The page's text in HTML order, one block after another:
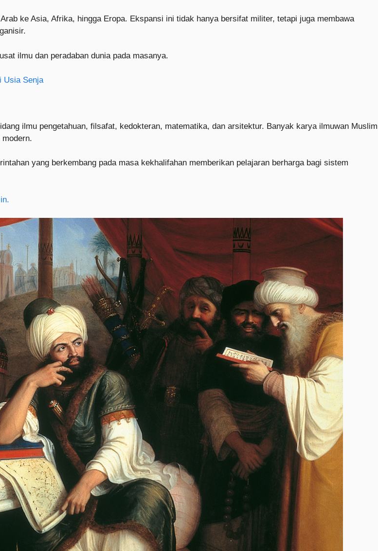
ke Asia, Afrika, hingga Eropa. Ekspansi ini tidak hanya bersifat militer, tetapi juga membawa
ilmu dan peradaban dunia pada masanya.
Usia Senja
ilmu pengetahuan, filsafat, kedokteran, matematika, dan arsitektur. Banyak karya ilmuwan Muslim
yang berkembang pada masa kekhalifahan memberikan pelajaran berharga bagi sistem